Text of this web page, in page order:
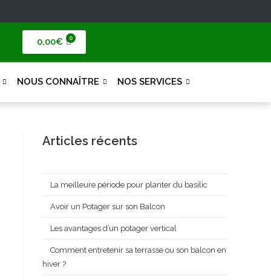
0,00€
NOUS CONNAÎTRE NOS SERVICES
Articles récents
La meilleure période pour planter du basilic
Avoir un Potager sur son Balcon
Les avantages d’un potager vertical
Comment entretenir sa terrasse ou son balcon en
hiver ?